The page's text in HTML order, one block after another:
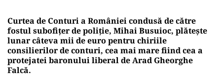
Curtea de Conturi a României condusă de către
fostul subofițer de poliție, Mihai Busuioc, plătește
lunar câteva mii de euro pentru chiriile
consilierilor de conturi, cea mai mare fiind cea a
protejatei baronului liberal de Arad Gheorghe
Falcă.